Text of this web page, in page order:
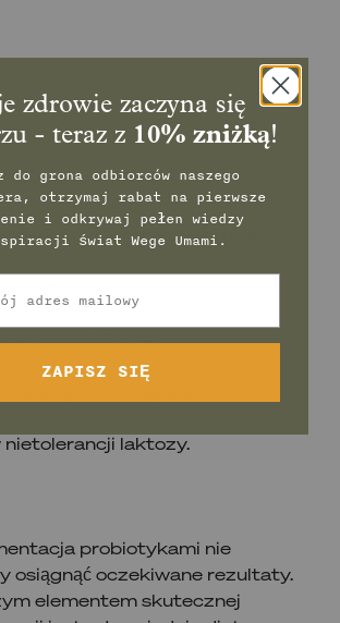
drażliwego (IBS),
przy antybiotykoterapii,
absorpcji żelaza,
nietolerancji laktozy.
probiotykami nie
osiągnąć oczekiwane rezultaty.
elementem skutecznej
zdrowie zaczyna się
- teraz z 10% zniżką!
do grona odbiorców naszego
otrzymaj rabat na pierwsze
i odkrywaj pełen wiedzy
świat Wege Umami.
ZAPISZ SIĘ